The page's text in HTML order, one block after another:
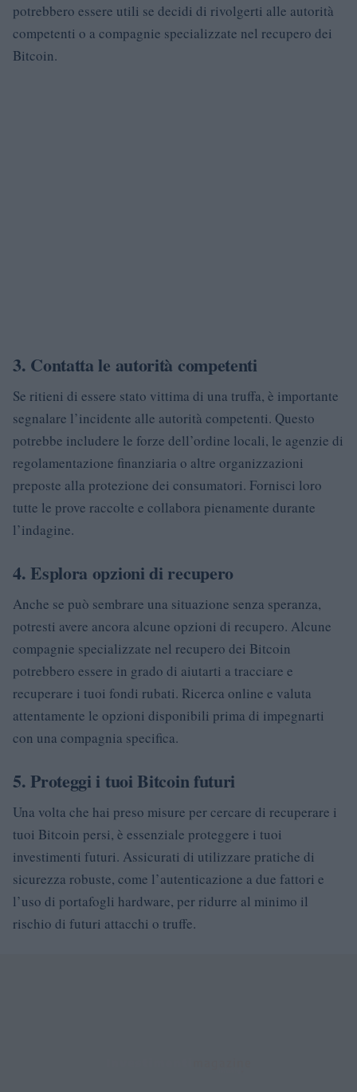
potrebbero essere utili se decidi di rivolgerti alle autorità
competenti o a compagnie specializzate nel recupero dei
Bitcoin.
3. Contatta le autorità competenti
Se ritieni di essere stato vittima di una truffa, è importante
segnalare l’incidente alle autorità competenti. Questo
potrebbe includere le forze dell’ordine locali, le agenzie di
regolamentazione finanziaria o altre organizzazioni
preposte alla protezione dei consumatori. Fornisci loro
tutte le prove raccolte e collabora pienamente durante
l’indagine.
4.Esplora opzioni di recupero
Anche se può sembrare una situazione senza speranza,
potresti avere ancora alcune opzioni di recupero. Alcune
compagnie specializzate nel recupero dei Bitcoin
potrebbero essere in grado di aiutarti a tracciare e
recuperare i tuoi fondi rubati. Ricerca online e valuta
attentamente le opzioni disponibili prima di impegnarti
con una compagnia specifica.
5.Proteggi i tuoi Bitcoin futuri
Una volta che hai preso misure per cercare di recuperare i
tuoi Bitcoin persi, è essenziale proteggere i tuoi
investimenti futuri. Assicurati di utilizzare pratiche di
sicurezza robuste, come l’autenticazione a due fattori e
l’uso di portafogli hardware, per ridurre al minimo il
rischio di futuri attacchi o truffe.